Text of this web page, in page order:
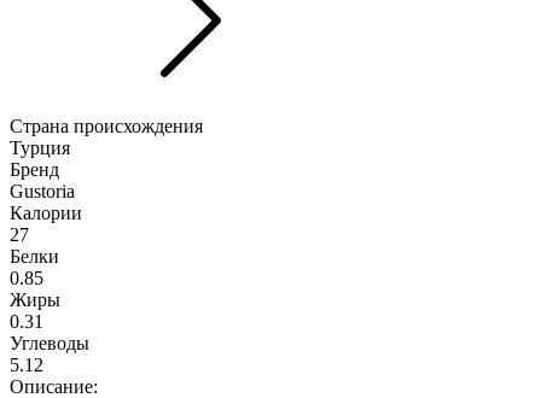
Страна происхождения
Турция
Бренд
Gustoria
Калории
27
Белки
0.85
Жиры
0.31
Углеводы
5.12
Описание: